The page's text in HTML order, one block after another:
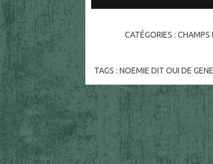
CATÉGORIES :CHAMPS
TAGS :NOEMIE DIT OUI DE